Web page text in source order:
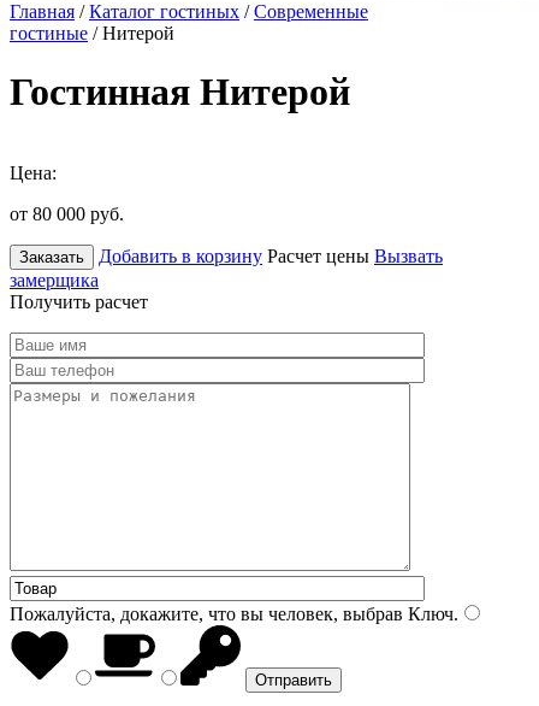
Главная /Каталог гостиных /Современные
гостиные / Нитерой
Гостинная Нитерой
Цена:
от 80 000 руб.
Заказать Добавить в корзину Расчет цены Вызвать
замерщика
Получить расчет
Пожалуйста, докажите, что вы человек, выбрав Ключ.